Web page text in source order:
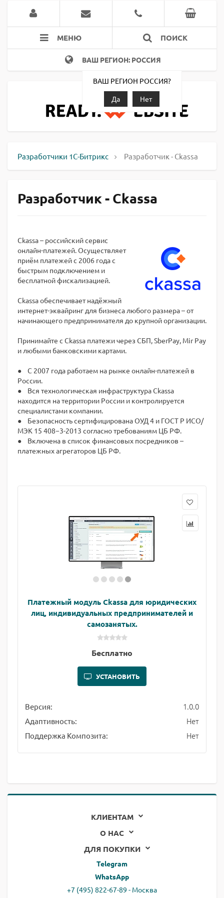
МЕНЮ ПОИСК
ВАШ РЕГИОН: РОССИЯ
ВАШ РЕГИОН РОССИЯ?
Да
Нет
Разработчики 1С-Битрикс Разработчик - Ckassa
Разработчик - Ckassa
Ckassa – российский cервис
онлайн-платежей. Осуществляет
приём платежей с 2006 года с
быстрым подключением и
бесплатной фискализацией.
Ckassa обеспечивает надёжный
интернет-эквайринг для бизнеса любого размера – от
начинающего предпринимателя до крупной организации.
Принимайте с Ckassa платежи через СБП, SberPay, Мir Pay
и любыми банковскими картами.
● C 2007 года работаем на рынке онлайн-платежей в
России.
● Вся технологическая инфраструктура Ckassa
находится на территории России и контролируется
специалистами компании.
● Безопасность сертифицирована ОУД 4 и ГОСТ Р ИСО/
МЭК 15 408−3-2013 согласно требованиям ЦБ РФ.
● Включена в список финансовых посредников –
платежных агрегаторов ЦБ РФ.
Платежный модуль Ckassa для юридических
лиц, индивидуальных предпринимателей и
самозанятых.
Бесплатно
УСТАНОВИТЬ
Версия: 1.0.0
Адаптивность: Нет
Поддержка Композита: Нет
КЛИЕНТАМ
О НАС
ДЛЯ ПОКУПКИ
Telegram
WhatsApp
+7 (495) 822-67-89 - Москва